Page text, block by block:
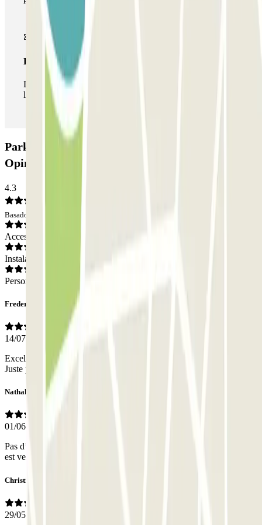
Pase ilimitado
Durante tu estancia podrás entrar y salir del parking todas
las veces que quieras.
Parking PARKEY Gare St Jean Bordeaux - valet:
Opiniones
4.3
Basado en 15 opiniones
Acceso
Instalaciones
Personal
Frederic
14/07/2026
Excellente expérience, ont re fera appel si besoin , Je recommande .
Juste précisé que c'est un parking dépose minute "sous terrain".
Nathalie
01/06/2026
Pas d’avis sur le parking (installations) en lui même car un voiturier
est venu chercher/ramener mon véhicule. Très pratique et facile
Christine
29/05/2026